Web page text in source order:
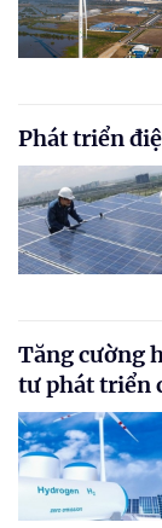
Phát triển
Tăng cường
tư phát triển